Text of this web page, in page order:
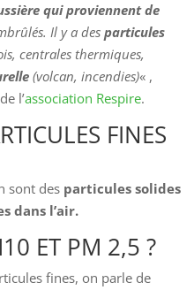
qui proviennent de
Il y a desparticules
centrales thermiques,
(volcan, incendies)« ,
l’association Respire.
FINES
sont des particules solides
dans l’air.
ET PM 2,5 ?
fines, on parle de